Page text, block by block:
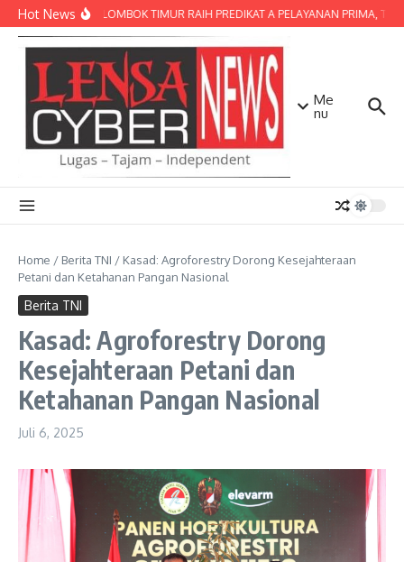
Lewati ke konten
Hot NewsPOLRES LOMBOK TIMUR RAIH PREDIKAT A PELAYANAN PRIMA,
Me
nu
Home / Berita TNI / Kasad: Agroforestry Dorong Kesejahteraan
Petani dan Ketahanan Pangan Nasional
Berita TNI
Kasad: Agroforestry Dorong
Kesejahteraan Petani dan
Ketahanan Pangan Nasional
Juli 6, 2025